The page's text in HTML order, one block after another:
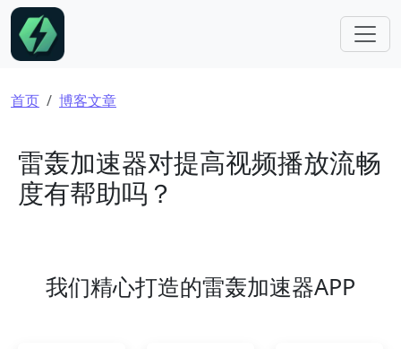
跳转到主要内容
面包屑
首页 博客文章
雷轰加速器对提高视频播放流畅
度有帮助吗？
我们精心打造的雷轰加速器APP